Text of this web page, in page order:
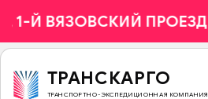
ПРОЕЗД, 4С6.
ТРАНСКАРГО
ТРАНСПОРТНО-ЭКСПЕДИЦИОННАЯ КОМПАНИЯ